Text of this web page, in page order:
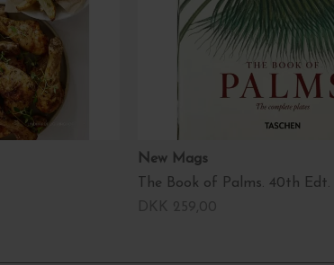
New Mags
The Book of Palms. 40th Edt.